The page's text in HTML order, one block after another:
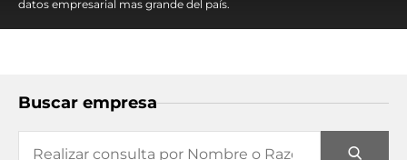
datos empresarial mas grande del país.
Buscar empresa